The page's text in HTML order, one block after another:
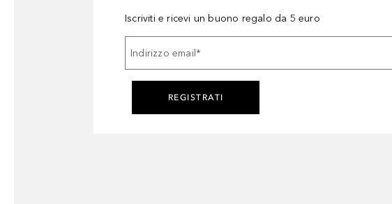
Iscriviti e ricevi un buono regalo da 5 euro
Indirizzo email *
REGISTRATI